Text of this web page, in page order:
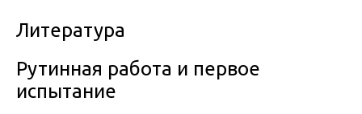
Литература
Рутинная работа и первое
испытание